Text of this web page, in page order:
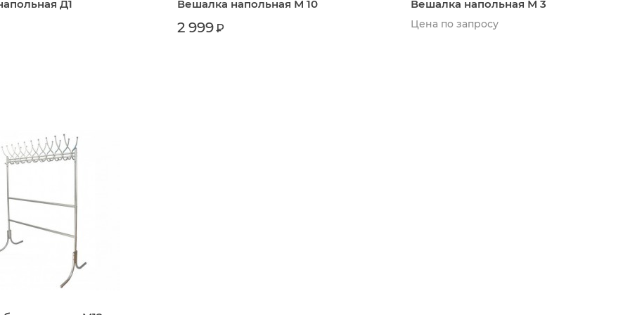
Д1 Вешалка напольная М 10
2 999₽
Вешалка напольная М 3
Цена по запросу